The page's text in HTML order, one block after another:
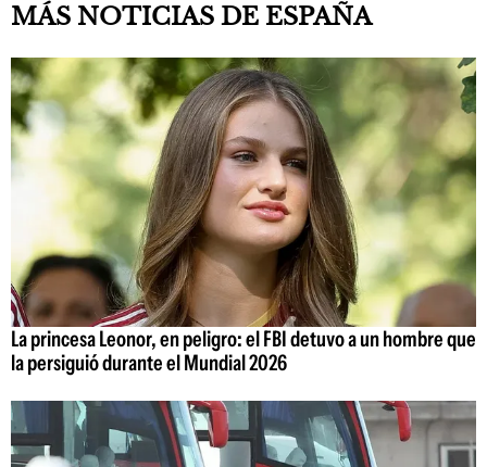
MÁS NOTICIAS DE ESPAÑA
La princesa Leonor, en peligro: el FBI detuvo a un hombre que
la persiguió durante el Mundial 2026